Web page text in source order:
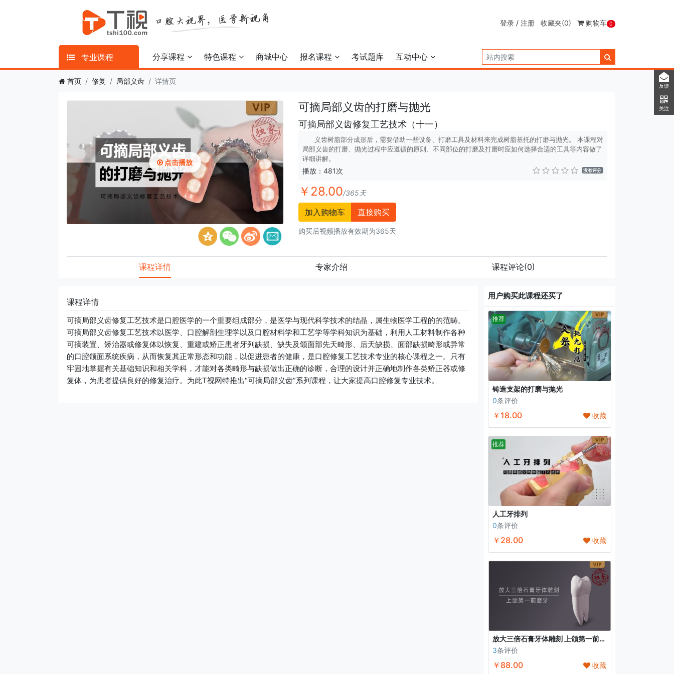
登录/ 注册 收藏夹(0) 购物车 0
专业课程 分享课程 特色课程 商城中心 报名课程 考试题库 互动中心
首页 修复 局部义齿 详情页
点击播放
可摘局部义齿的打磨与抛光
可摘局部义齿修复工艺技术（十一）
义齿树脂部分成形后，需要借助一些设备、打磨工具及材料来完成树脂基托的打磨与抛光。 本课程对
局部义齿的打磨、抛光过程中应遵循的原则、不同部位的打磨及打磨时应如何选择合适的工具等内容做了
详细讲解。
播放：481次 没有评分
￥28.00/365天
加入购物车 直接购买
购买后视频播放有效期为365天
课程详情 专家介绍 课程评论(0)
课程详情
可摘局部义齿修复工艺技术是口腔医学的一个重要组成部分，是医学与现代科学技术的结晶，属生物医学工程的的范畴。
可摘局部义齿修复工艺技术以医学、口腔解剖生理学以及口腔材料学和工艺学等学科知识为基础，利用人工材料制作各种
可摘装置、矫治器或修复体以恢复、重建或矫正患者牙列缺损、缺失及颌面部先天畸形、后天缺损、面部缺损畸形或异常
的口腔颌面系统疾病，从而恢复其正常形态和功能，以促进患者的健康，是口腔修复工艺技术专业的核心课程之一。只有
牢固地掌握有关基础知识和相关学科，才能对各类畸形与缺损做出正确的诊断，合理的设计并正确地制作各类矫正器或修
复体，为患者提供良好的修复治疗。为此T视网特推出“可摘局部义齿”系列课程，让大家提高口腔修复专业技术。
用户购买此课程还买了
推荐
铸造支架的打磨与抛光
0条评价
￥18.00 收藏
推荐
人工牙排列
0条评价
￥28.00 收藏
放大三倍石膏牙体雕刻 上颌第一前磨牙
3条评价
￥88.00 收藏
反馈
关注